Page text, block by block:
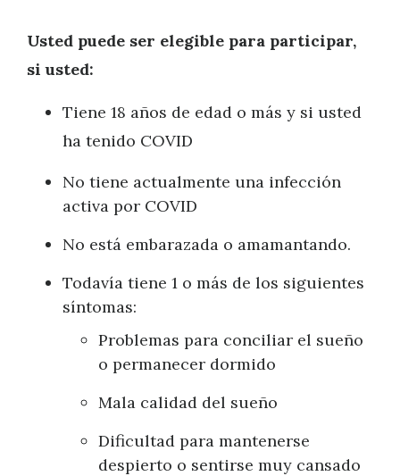
Usted puede ser elegible para participar,
si usted:
Tiene 18 años de edad o más y si usted
ha tenido COVID
No tiene actualmente una infección
activa por COVID
No está embarazada o amamantando.
Todavía tiene 1 o más de los siguientes
síntomas:
Problemas para conciliar el sueño
o permanecer dormido
Mala calidad del sueño
Dificultad para mantenerse
despierto o sentirse muy cansado